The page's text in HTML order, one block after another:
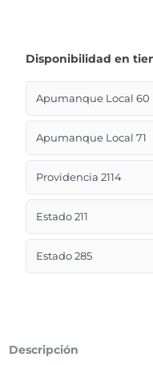
Disponibilidad en
Apumanque Local 60
Apumanque Local 71
Providencia 2114
Estado 211
Estado 285
Descripción